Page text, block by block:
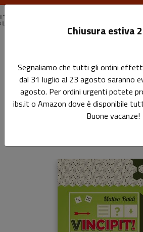
In principio era
Chiusura estiva
Segnaliamo che tutti gli ordini
dal 31 luglio al 23 agosto saranno
agosto. Per ordini urgenti potete
ibs.it o Amazon dove è disponibile
Buone vacanze!